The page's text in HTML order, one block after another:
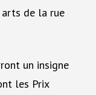
arts de la rue
un insigne
les Prix